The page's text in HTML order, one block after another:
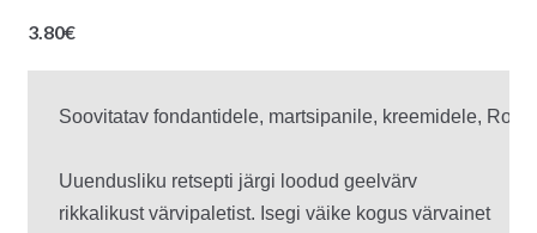
3.80€
Uuendusliku retsepti järgi loodud geelvärv
rikkalikust värvipaletist. Isegi väike kogus värvainet